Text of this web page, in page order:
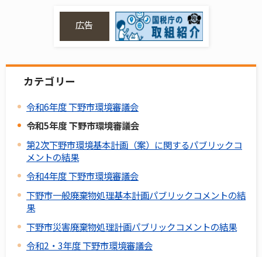
広告
カテゴリー
令和6年度 下野市環境審議会
令和5年度 下野市環境審議会
第2次下野市環境基本計画（案）に関するパブリックコ
メントの結果
令和4年度 下野市環境審議会
下野市一般廃棄物処理基本計画パブリックコメントの結
果
下野市災害廃棄物処理計画パブリックコメントの結果
令和2・3年度 下野市環境審議会